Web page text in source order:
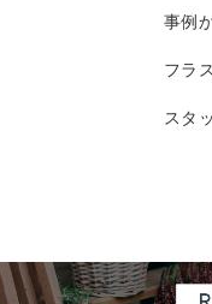
事例
フラ
スタ